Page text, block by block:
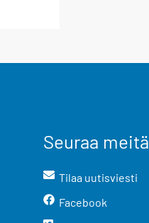
Seuraa meitä
Tilaa uutisviesti
Facebook